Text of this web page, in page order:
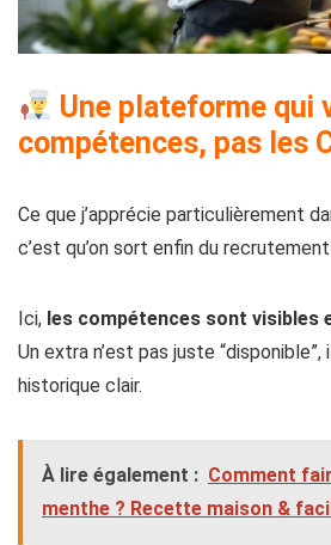
Une plateforme qui
compétences, pas les
Ce que j’apprécie particulièrement
c’est qu’on sort enfin du recrutement
Ici, les compétences sont visibles
Un extra n’est pas juste “disponible”,
historique clair.
À lire également : Comment
menthe ? Recette maison &